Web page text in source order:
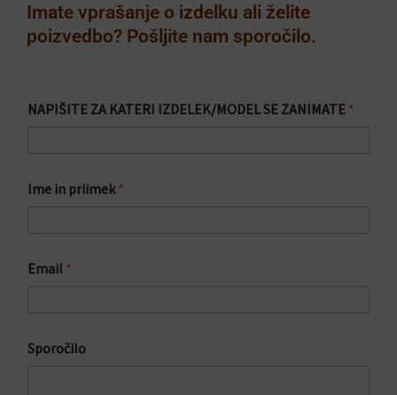
Imate vprašanje o izdelku ali želite
poizvedbo? Pošljite nam sporočilo.
NAPIŠITE ZA KATERI IZDELEK/MODEL SE ZANIMATE *
Ime in priimek*
A
A
T
Email *
Sporočilo